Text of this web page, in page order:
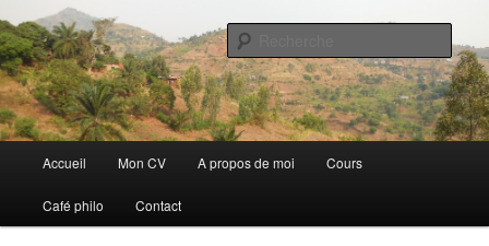
au
contenu
principal
au
contenu
secondaireGuillaume Nicaise
Discovery
principal
Accueil Mon CV A propos de moi Cours
Café philo Contact